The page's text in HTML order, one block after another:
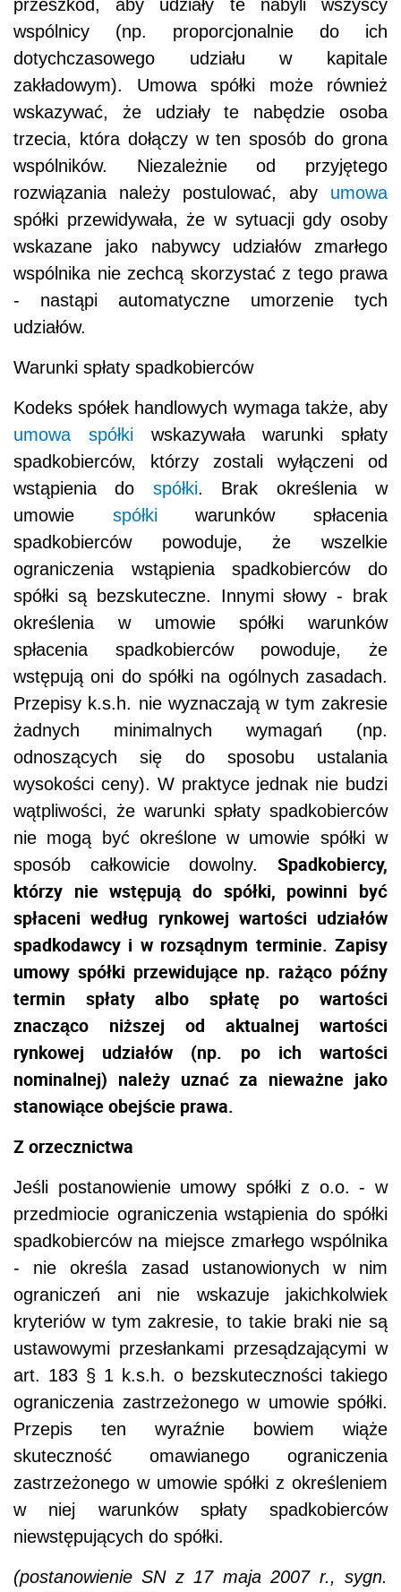
przeszkód, aby udziały te nabyli wszyscy
wspólnicy (np. proporcjonalnie do ich
dotychczasowego udziału w kapitale
zakładowym). Umowa spółki może również
wskazywać, że udziały te nabędzie osoba
trzecia, która dołączy w ten sposób do grona
wspólników. Niezależnie od przyjętego
rozwiązania należy postulować, aby umowa
spółki przewidywała, że w sytuacji gdy osoby
wskazane jako nabywcy udziałów zmarłego
wspólnika nie zechcą skorzystać z tego prawa
- nastąpi automatyczne umorzenie tych
udziałów.
Warunki spłaty spadkobierców
Kodeks spółek handlowych wymaga także, aby
umowa spółkiwskazywała warunki spłaty
spadkobierców, którzy zostali wyłączeni od
wstąpienia do spółki. Brak określenia w
umowie spółkiwarunków spłacenia
spadkobierców powoduje, że wszelkie
ograniczenia wstąpienia spadkobierców do
spółki są bezskuteczne. Innymi słowy - brak
określenia w umowie spółki warunków
spłacenia spadkobierców powoduje, że
wstępują oni do spółki na ogólnych zasadach.
Przepisy k.s.h. nie wyznaczają w tym zakresie
żadnych minimalnych wymagań (np.
odnoszących się do sposobu ustalania
wysokości ceny). W praktyce jednak nie budzi
wątpliwości, że warunki spłaty spadkobierców
nie mogą być określone w umowie spółki w
sposób całkowicie dowolny. Spadkobiercy,
którzy nie wstępują do spółki, powinni być
spłaceni według rynkowej wartości udziałów
spadkodawcy i w rozsądnym terminie. Zapisy
umowy spółki przewidujące np. rażąco późny
termin spłaty albo spłatę po wartości
znacząco niższej od aktualnej wartości
rynkowej udziałów (np. po ich wartości
nominalnej) należy uznać za nieważne jako
stanowiące obejście prawa.
Z orzecznictwa
Jeśli postanowienie umowy spółki z o.o. - w
przedmiocie ograniczenia wstąpienia do spółki
spadkobierców na miejsce zmarłego wspólnika
- nie określa zasad ustanowionych w nim
ograniczeń ani nie wskazuje jakichkolwiek
kryteriów w tym zakresie, to takie braki nie są
ustawowymi przesłankami przesądzającymi w
art. 183 § 1 k.s.h. o bezskuteczności takiego
ograniczenia zastrzeżonego w umowie spółki.
Przepis ten wyraźnie bowiem wiąże
skuteczność omawianego ograniczenia
zastrzeżonego w umowie spółki z określeniem
w niej warunków spłaty spadkobierców
niewstępujących do spółki.
(postanowienie SN z 17 maja 2007 r., sygn.